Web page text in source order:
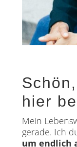
hier
Mein
gerade. Ich
um endlich